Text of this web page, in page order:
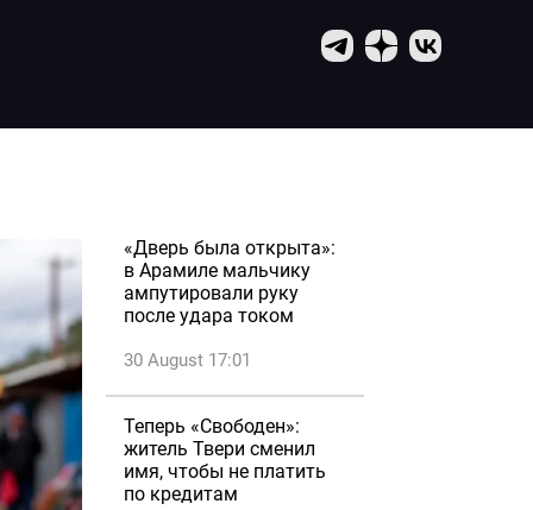
«Дверь была открыта»:
в Арамиле мальчику
ампутировали руку
после удара током
30 August 17:01
Теперь «Свободен»:
житель Твери сменил
имя, чтобы не платить
по кредитам